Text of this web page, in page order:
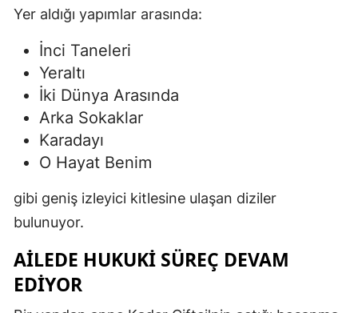
Yer aldığı yapımlar arasında:
İnci Taneleri
Yeraltı
İki Dünya Arasında
Arka Sokaklar
Karadayı
O Hayat Benim
gibi geniş izleyici kitlesine ulaşan diziler
bulunuyor.
AILEDE HUKUKI SÜREÇ DEVAM
EDIYOR